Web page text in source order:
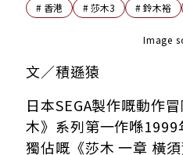
# 香港 #莎木3 #鈴木裕
Image
文／積遜猿
日本SEGA製作嘅動作
木》系列第一作喺1999
獨佔嘅《莎木 一章 橫